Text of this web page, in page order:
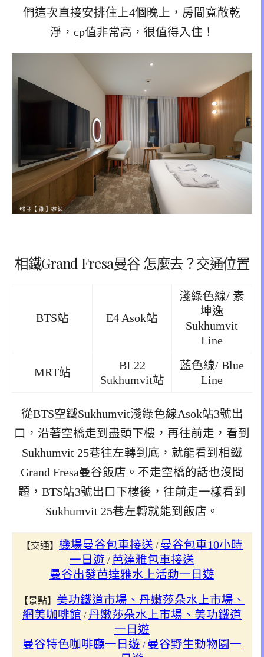
們這次直接安排住上4個晚上，房間寬敞乾
淨，cp值非常高，很值得入住！
相鐵Grand Fresa曼谷 怎麼去？交通位置
BTS站 E4 Asok站
淺綠色線/ 素
坤逸
Sukhumvit
Line
MRT站
BL22
Sukhumvit站
藍色線/ Blue
Line
從BTS空鐵Sukhumvit淺綠色線Asok站3號出
口，沿著空橋走到盡頭下樓，再往前走，看到
Sukhumvit 25巷往左轉到底，就能看到相鐵
Grand Fresa曼谷飯店。不走空橋的話也沒問
題，BTS站3號出口下樓後，往前走一樣看到
Sukhumvit 25巷左轉就能到飯店。
【交通】 機場曼谷包車接送 / 曼谷包車10小時
一日遊 / 芭達雅包車接送
曼谷出發芭達雅水上活動一日遊
【景點】 美功鐵道市場、丹嫩莎朵水上市場、
網美咖啡館 / 丹嫩莎朵水上市場、美功鐵道
一日遊
曼谷特色咖啡廳一日遊 / 曼谷野生動物園一